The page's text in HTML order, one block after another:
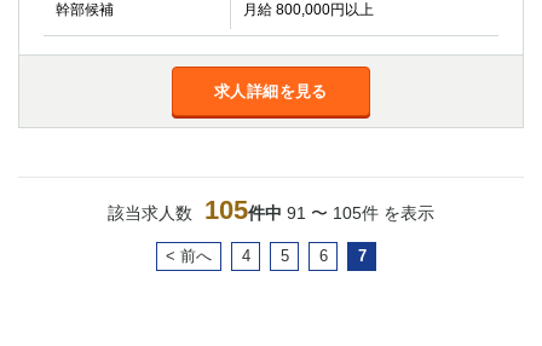
幹部候補 月給 800,000円以上
求人詳細を見る
該当求人数 105件中 91 〜 105件 を表示
< 前へ 4 5 6 7